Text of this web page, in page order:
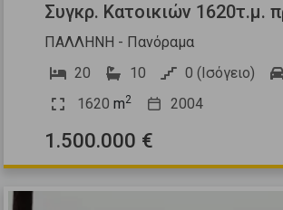
Συγκρ. Κατοικιών 1620τ.μ.
ΠΑΛΛΗΝΗ - Πανόραμα
20
10 0 (Ισόγειο)
1620 m2 2004
1.500.000 €